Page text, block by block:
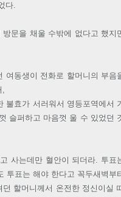
다.
문을 채울 수밖에 없다고 했지
여동생이 전화로 할머니의 부음
,
불효가 서러워서 영등포역에서
슬퍼하고 마음껏 울 수 있었던
사는데만 혈안이 되더라. 투표
투표는 해야 한다고 꼭두새벽부
할머니께서 온전한 정신이실